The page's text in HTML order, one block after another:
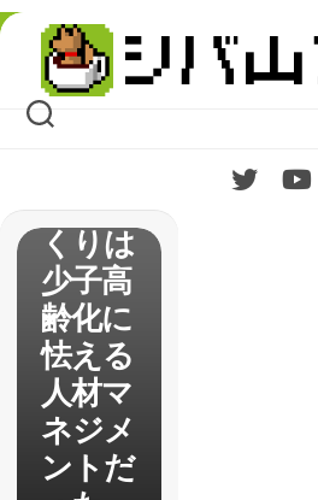
Skip
content
はじめ
ての
【Bani
村づ
くりは
少子高
齢化に
怯える
人材マ
ネジメ
ントだ